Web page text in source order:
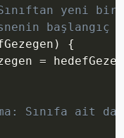
yeni bir
)
{
=
Sınıfa ait